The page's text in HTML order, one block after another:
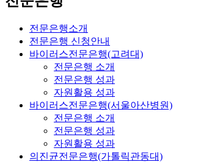
전문은행소개
전문은행 신청안내
바이러스전문은행(고려대)
전문은행 소개
전문은행 성과
자원활용 성과
바이러스전문은행(서울아산병원)
전문은행 소개
전문은행 성과
자원활용 성과
의진균전문은행(가톨릭관동대)